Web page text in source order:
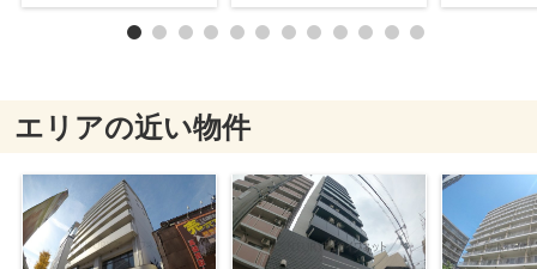
エリアの近い物件